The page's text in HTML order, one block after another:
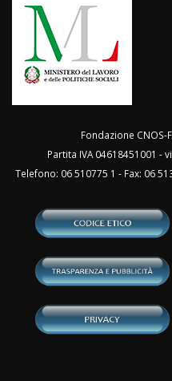
Fondazione CNOS-
Partita IVA 04618451001 -
Telefono: 06 510775 1 - Fax: 06